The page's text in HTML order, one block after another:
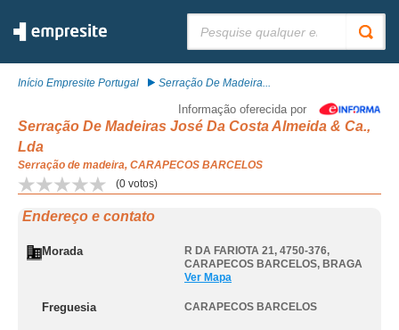
Início Empresite Portugal Serração De Madeira...
Informação oferecida por
Serração De Madeiras José Da Costa Almeida & Ca.,
Lda
Serração de madeira, CARAPECOS BARCELOS
(0 votos)
Endereço e contato
Morada R DA FARIOTA 21, 4750-376,
CARAPECOS BARCELOS, BRAGA
Ver Mapa
Freguesia CARAPECOS BARCELOS